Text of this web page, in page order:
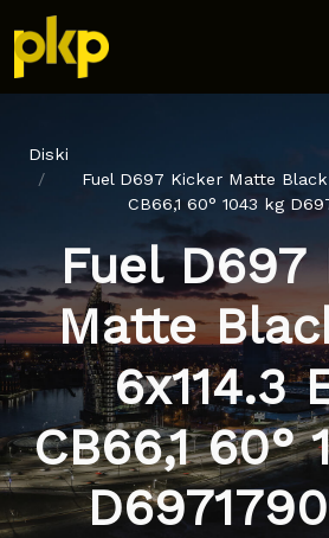
Diski
Fuel D697 Kicker Matte Black
CB66,1 60° 1043 kg
Fuel D697
Matte
6x114.3
CB66,1 60°